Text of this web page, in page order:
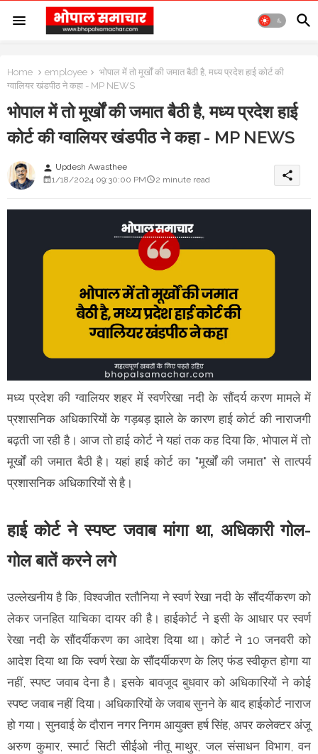
Home employee
भोपाल में तो मूर्खों की जमात बैठी है, मध्य प्रदेश हाई कोर्ट की
ग्वालियर खंडपीठ ने कहा - MP NEWS
भोपाल में तो मूर्खों की जमात बैठी है, मध्य प्रदेश हाई
कोर्ट की ग्वालियर खंडपीठ ने कहा - MP NEWS
person Updesh Awasthee
1/18/2024 09:30:00 PM
2 minute read share
मध्य प्रदेश की ग्वालियर शहर में स्वर्णरेखा नदी के सौंदर्य करण मामले में
प्रशासनिक अधिकारियों के गड़बड़ झाले के कारण हाई कोर्ट की नाराजगी
बढ़ती जा रही है। आज तो हाई कोर्ट ने यहां तक कह दिया कि, भोपाल में तो
मूर्खों की जमात बैठी है। यहां हाई कोर्ट का "मूर्खों की जमात" से तात्पर्य
प्रशासनिक अधिकारियों से है।
हाई कोर्ट ने स्पष्ट जवाब मांगा था, अधिकारी गोल-
गोल बातें करने लगे
उल्लेखनीय है कि, विश्वजीत रतौनिया ने स्वर्ण रेखा नदी के सौंदर्यीकरण को
लेकर जनहित याचिका दायर की है। हाईकोर्ट ने इसी के आधार पर स्वर्ण
रेखा नदी के सौंदर्यीकरण का आदेश दिया था। कोर्ट ने 10 जनवरी को
आदेश दिया था कि स्वर्ण रेखा के सौंदर्यीकरण के लिए फंड स्वीकृत होगा या
नहीं, स्पष्ट जवाब देना है। इसके बावजूद बुधवार को अधिकारियों ने कोई
स्पष्ट जवाब नहीं दिया। अधिकारियों के जवाब सुनने के बाद हाईकोर्ट नाराज
हो गया। सुनवाई के दौरान नगर निगम आयुक्त हर्ष सिंह, अपर कलेक्टर अंजू
अरुण कुमार, स्मार्ट सिटी सीईओ नीतू माथुर, जल संसाधन विभाग, वन